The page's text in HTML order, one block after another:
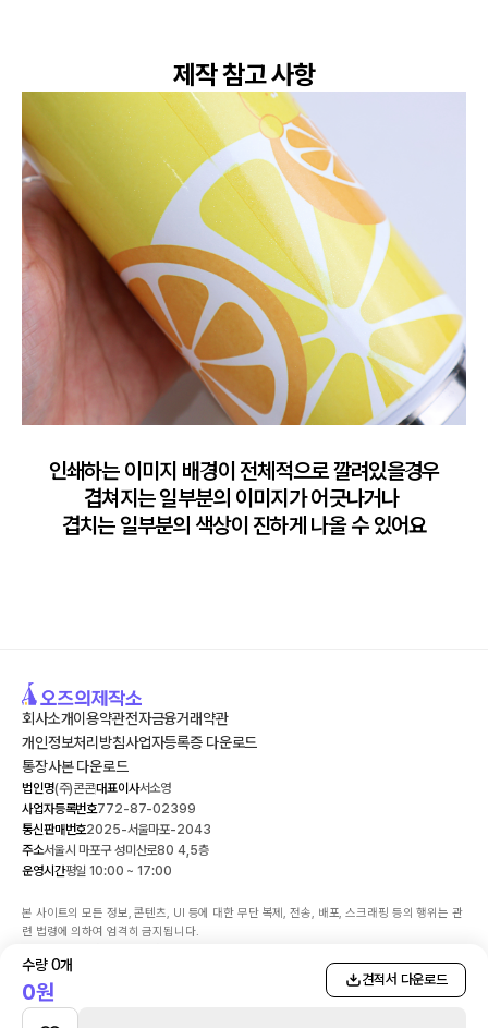
수량0개
0원 견적서 다운로드
제작 참고 사항
인쇄하는 이미지 배경이 전체적으로 깔려있을경우
겹쳐지는 일부분의 이미지가 어긋나거나
겹치는 일부분의 색상이 진하게 나올 수 있어요
법인명(주)콘콘대표이사서소영
사업자등록번호772-87-02399
통신판매번호2025-서울마포-2043
주소서울시 마포구 성미산로80 4,5층
운영시간평일 10:00 ~ 17:00
회사소개이용약관전자금융거래약관
개인정보처리방침사업자등록증 다운로드
통장사본 다운로드
본 사이트의 모든 정보, 콘텐츠, UI 등에 대한 무단 복제, 전송, 배포, 스크래핑 등의 행위는 관
련 법령에 의하여 엄격히 금지됩니다.
다. 민원담당자: 서소영 | 연락처: 070-4138-2111
고객님의 안전거래를 위해 결제 시 KG이니시스 구매안전(에스크로)서비스를 이용하실 수 있
습니다.